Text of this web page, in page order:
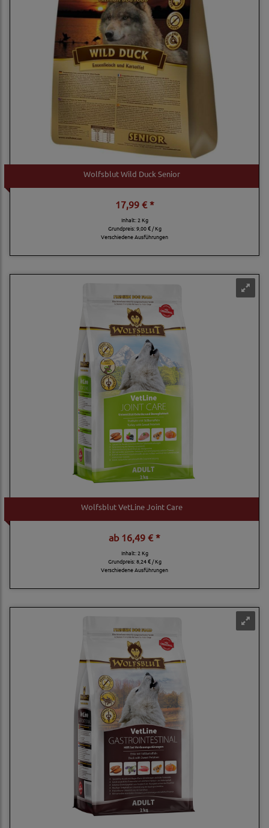
Wolfsblut Wild Duck Senior
17,99 € *
Inhalt: 2 Kg
Grundpreis:9,00 € / Kg
Verschiedene Ausführungen
Wolfsblut VetLine Joint Care
ab16,49 € *
Inhalt: 2 Kg
Grundpreis:8,24 € / Kg
Verschiedene Ausführungen